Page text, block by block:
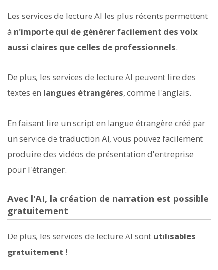
Les services de lecture AI les plus récents permettent
à n'importe qui de générer facilement des voix
aussi claires que celles de professionnels.
De plus, les services de lecture AI peuvent lire des
textes en langues étrangères, comme l'anglais.
En faisant lire un script en langue étrangère créé par
un service de traduction AI, vous pouvez facilement
produire des vidéos de présentation d'entreprise
pour l'étranger.
Avec l'AI, la création de narration est possible
gratuitement
De plus, les services de lecture AI sont utilisables
gratuitement !